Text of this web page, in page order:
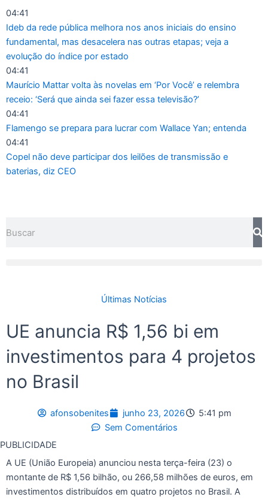
04:41
Ideb da rede pública melhora nos anos iniciais do ensino
fundamental, mas desacelera nas outras etapas; veja a
evolução do índice por estado
04:41
Maurício Mattar volta às novelas em ‘Por Você’ e relembra
receio: ‘Será que ainda sei fazer essa televisão?’
04:41
Flamengo se prepara para lucrar com Wallace Yan; entenda
04:41
Copel não deve participar dos leilões de transmissão e
baterias, diz CEO
Últimas Notícias
UE anuncia R$ 1,56 bi em
investimentos para 4 projetos
no Brasil
afonsobenites junho 23, 2026
5:41 pm
Sem Comentários
PUBLICIDADE
A UE (União Europeia) anunciou nesta terça-feira (23) o
montante de R$ 1,56 bilhão, ou 266,58 milhões de euros, em
investimentos distribuídos em quatro projetos no Brasil. A